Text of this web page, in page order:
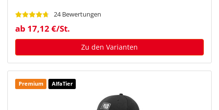
24 Bewertungen
ab 17,12 €/St.
Zu den Varianten
Premium AlfaTier